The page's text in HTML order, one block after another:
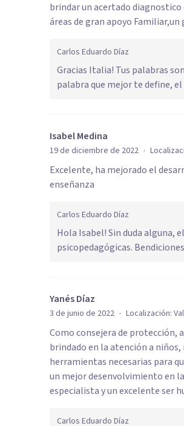
brindar un acertado
áreas de gran apoyo
Carlos Eduardo Díaz
Gracias Italia! Tus palabras
palabra que mejor te define,
Isabel Medina
19 de diciembre de 2022 ·
Excelente, ha mejorado el
enseñanza
Carlos Eduardo Díaz
Hola Isabel! Sin duda alguna,
psicopedagógicas.
Yanés Díaz
3 de junio de 2022 · Localización:
Como consejera de protección,
brindado en la atención a
herramientas necesarias para
un mejor desenvolvimiento en
especialista y un excelente ser
Carlos Eduardo Díaz